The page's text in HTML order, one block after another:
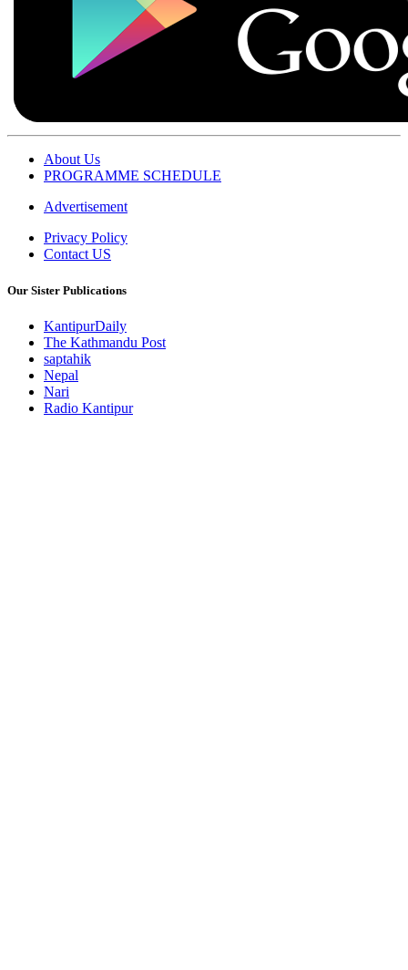
About Us
PROGRAMME SCHEDULE
Advertisement
Privacy Policy
Contact US
Our Sister Publications
KantipurDaily
The Kathmandu Post
saptahik
Nepal
Nari
Radio Kantipur